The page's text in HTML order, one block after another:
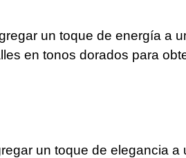
un toque de energía a
en tonos dorados para
un toque de elegancia